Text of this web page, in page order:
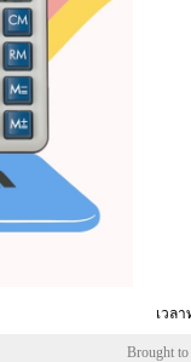
เวลา
Brought